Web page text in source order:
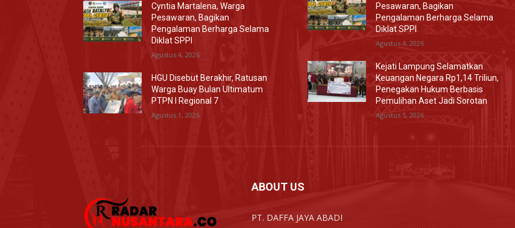
Cyntia Martalena, Warga
Pesawaran, Bagikan
Pengalaman Berharga Selama
Diklat SPPI
Agustus 4, 2026
HGU Disebut Berakhir, Ratusan
Warga Buay Bulan Ultimatum
PTPN I Regional 7
Agustus 1, 2026
Pesawaran, Bagikan
Pengalaman Berharga Selama
Diklat SPPI
Agustus 4, 2026
Kejati Lampung Selamatkan
Keuangan Negara Rp1,14 Triliun,
Penegakan Hukum Berbasis
Pemulihan Aset Jadi Sorotan
Agustus 5, 2026
ABOUT US
PT. DAFFA JAYA ABADI